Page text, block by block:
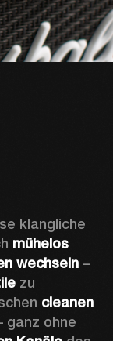
klangliche
mühelos
wechseln –
zu
cleanen
ganz ohne